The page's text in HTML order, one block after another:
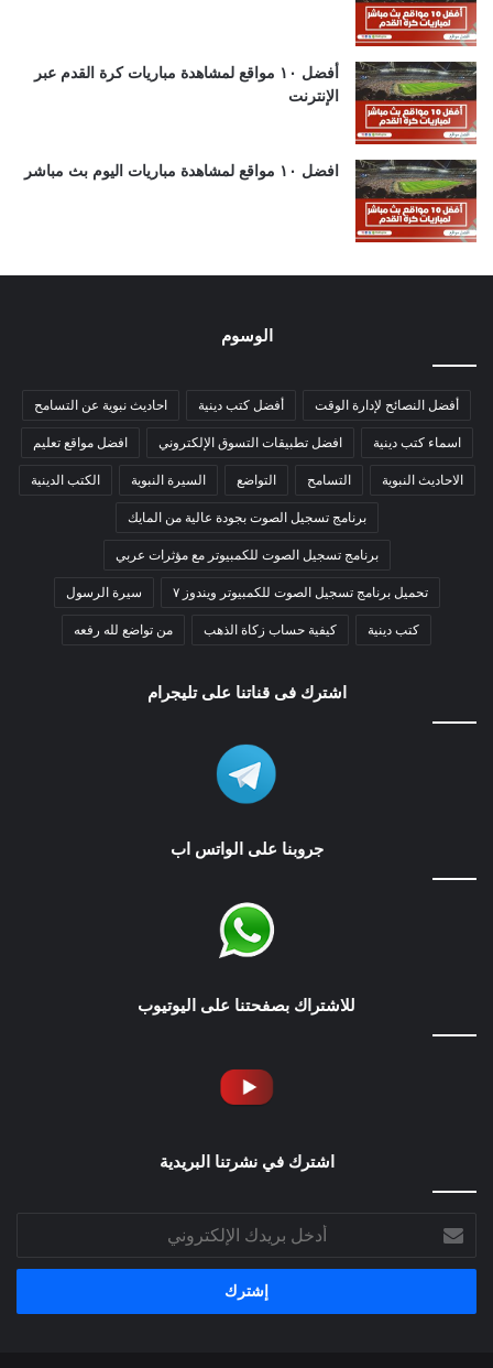
أفضل ١٠ مواقع لمشاهدة مباريات كرة القدم عبر
الإنترنت
افضل ١٠ مواقع لمشاهدة مباريات اليوم بث مباشر
الوسوم
أفضل النصائح لإدارة الوقت أفضل كتب دينية احاديث نبوية عن التسامح
اسماء كتب دينية افضل تطبيقات التسوق الإلكتروني افضل مواقع تعليم
الاحاديث النبوية التسامح التواضع السيرة النبوية الكتب الدينية
برنامج تسجيل الصوت بجودة عالية من المايك
برنامج تسجيل الصوت للكمبيوتر مع مؤثرات عربي
تحميل برنامج تسجيل الصوت للكمبيوتر ويندوز ٧ سيرة الرسول
كتب دينية كيفية حساب زكاة الذهب من تواضع لله رفعه
اشترك فى قناتنا على تليجرام
جروبنا على الواتس اب
للاشتراك بصفحتنا على اليوتيوب
اشترك في نشرتنا البريدية
أدخل
بريدك
الإلكتروني